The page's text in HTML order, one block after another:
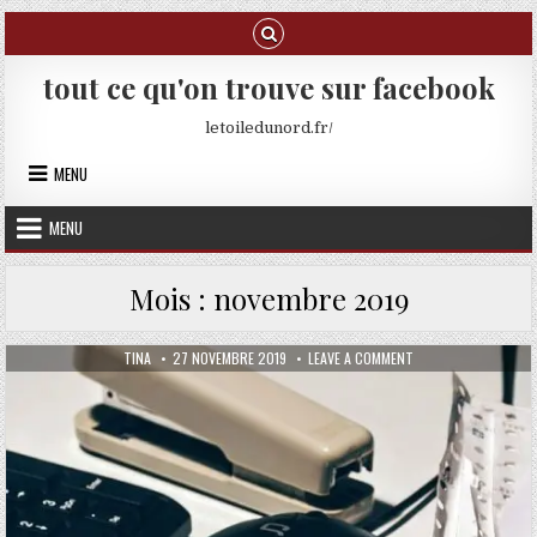
Skip to content
tout ce qu'on trouve sur facebook
letoiledunord.fr/
MENU
MENU
Mois : novembre 2019
AUTHOR:
TINA PUBLISHED DATE:
27 NOVEMBRE 2019 LEAVE A COMMENT ON SORTIR DU